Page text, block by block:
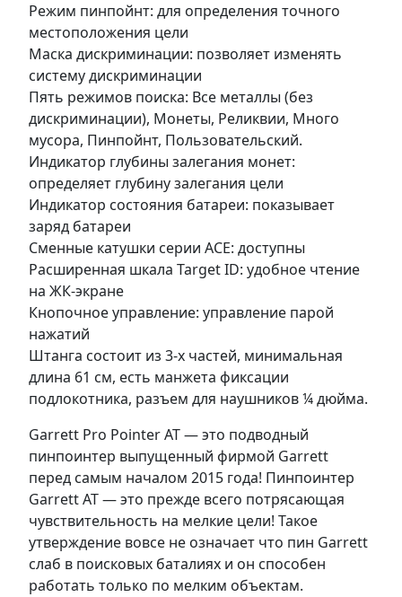
Режим пинпойнт: для определения точного
местоположения цели
Маска дискриминации: позволяет изменять
систему дискриминации
Пять режимов поиска: Все металлы (без
дискриминации), Монеты, Реликвии, Много
мусора, Пинпойнт, Пользовательский.
Индикатор глубины залегания монет:
определяет глубину залегания цели
Индикатор состояния батареи: показывает
заряд батареи
Сменные катушки серии ACE: доступны
Расширенная шкала Target ID: удобное чтение
на ЖК-экране
Кнопочное управление: управление парой
нажатий
Штанга состоит из 3-х частей, минимальная
длина 61 см, есть манжета фиксации
подлокотника, разъем для наушников ¼ дюйма.
Garrett Pro Pointer AT — это подводный
пинпоинтер выпущенный фирмой Garrett
перед самым началом 2015 года! Пинпоинтер
Garrett AT — это прежде всего потрясающая
чувствительность на мелкие цели! Такое
утверждение вовсе не означает что пин Garrett
слаб в поисковых баталиях и он способен
работать только по мелким объектам.